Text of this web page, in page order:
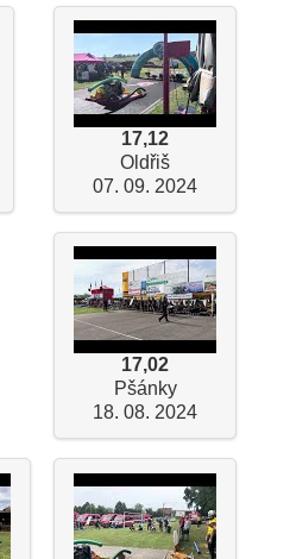
17,12
Oldřiš
07. 09. 2024
17,02
Pšánky
18. 08. 2024